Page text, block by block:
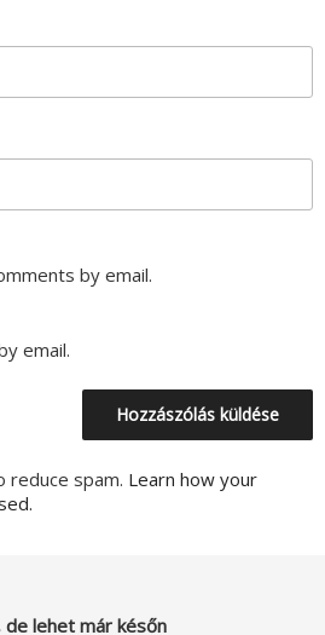
by email.
email.
reduce spam. Learn how your
de lehet már későn